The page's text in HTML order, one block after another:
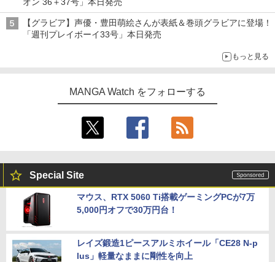
【グラビア】声優・豊田萌絵さんが表紙＆巻頭グラビアに登場！
「週刊プレイボーイ33号」本日発売
もっと見る
MANGA Watch をフォローする
Special Site
マウス、RTX 5060 Ti搭載ゲーミングPCが7万
5,000円オフで30万円台！
レイズ鍛造1ピースアルミホイール「CE28 N-p
lus」軽量なままに剛性を向上